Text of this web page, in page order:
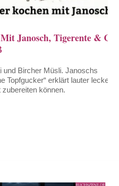
Janosch, Tigerente & Co.
und Bircher Müsli. Janoschs
Topfgucker“ erklärt lauter leckere
können.